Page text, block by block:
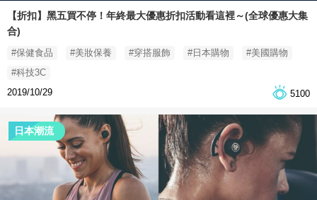
【折扣】黑五買不停！年終最大優惠折扣活動看這裡～(全球優惠大集
合)
#保健食品 #美妝保養 #穿搭服飾 #日本購物
#美國購物
#科技3C
2019/10/29
5100
日本潮流